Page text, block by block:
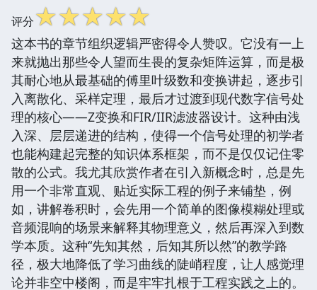
评分☆☆☆☆☆
这本书的章节组织逻辑严密得令人赞叹。它没有一上
来就抛出那些令人望而生畏的复杂矩阵运算，而是极
其耐心地从最基础的傅里叶级数和变换讲起，逐步引
入离散化、采样定理，最后才过渡到现代数字信号处
理的核心——Z变换和FIR/IIR滤波器设计。这种由浅
入深、层层递进的结构，使得一个信号处理的初学者
也能构建起完整的知识体系框架，而不是仅仅记住零
散的公式。我尤其欣赏作者在引入新概念时，总是先
用一个非常直观、贴近实际工程的例子来铺垫，例
如，讲解卷积时，会先用一个简单的图像模糊处理或
音频混响的场景来解释其物理意义，然后再深入到数
学本质。这种“先知其然，后知其所以然”的教学路
径，极大地降低了学习曲线的陡峭程度，让人感觉理
论并非空中楼阁，而是牢牢扎根于工程实践之上的。